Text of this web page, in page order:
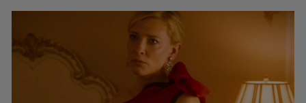
Virtuozitate și sonorităţi populare surprinzătoare, în a doua